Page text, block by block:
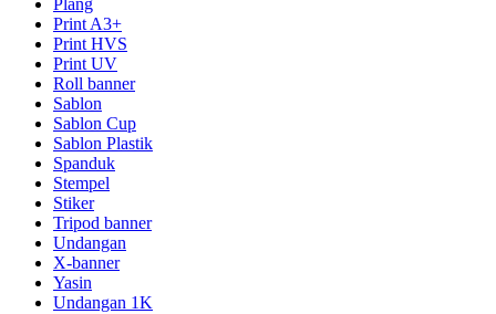
Plang
Print A3+
Print HVS
Print UV
Roll banner
Sablon
Sablon Cup
Sablon Plastik
Spanduk
Stempel
Stiker
Tripod banner
Undangan
X-banner
Yasin
Undangan 1K